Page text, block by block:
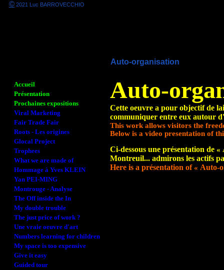
Accueil
Présentation
Prochaines expositions
Viral Marketing
Fair Trade Fair
Roots - Les origines
Glocal Project
Trophees
What we are made of
Hommage à Yves KLEIN
Yan PEI-MING
Montrouge - Analyse
The Off inside the In
My double trouble
The just price of work ?
Une vraie oeuvre d'art
Numbers learning for children
My space is too expensive
Give it easy
Guided tour
Auto-organisation
Auto-
Cette oeuvre a pour objectif de
communiquer entre eux autour
This work allows visitors the
Below is a video presentation of
Ci-dessous une présentation de «
Montreuil... admirons les actifs
Here is a présentation of« Auto-
© 2021 Luc BARROVECCHIO